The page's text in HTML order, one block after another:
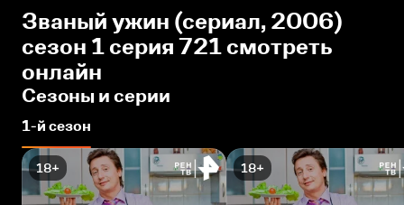
Званый ужин (сериал, 2006)
сезон 1 серия 721 смотреть
онлайн
Сезоны и серии
1-й сезон
18+ 18+